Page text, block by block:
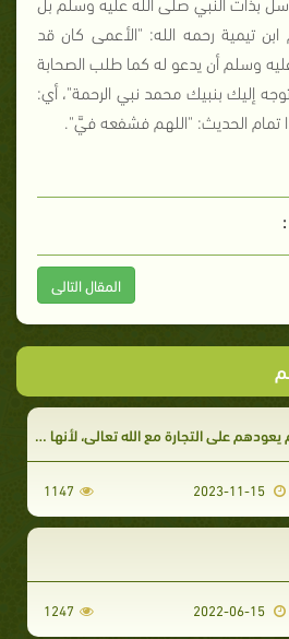
ابن تيمية رحمه الله: "الأعمى كان قد
وسلم أن يدعو له كما طلب الصحابة
إليك بنبيك محمد نبي الرحمة"، أي:
تمام الحديث: "اللهم فشفعه فيَّ".
المقال التالى
التجارة مع الله تعالى، لأنها هي التجارة الرابحة
2023-11-15
1147
2022-06-15
1247